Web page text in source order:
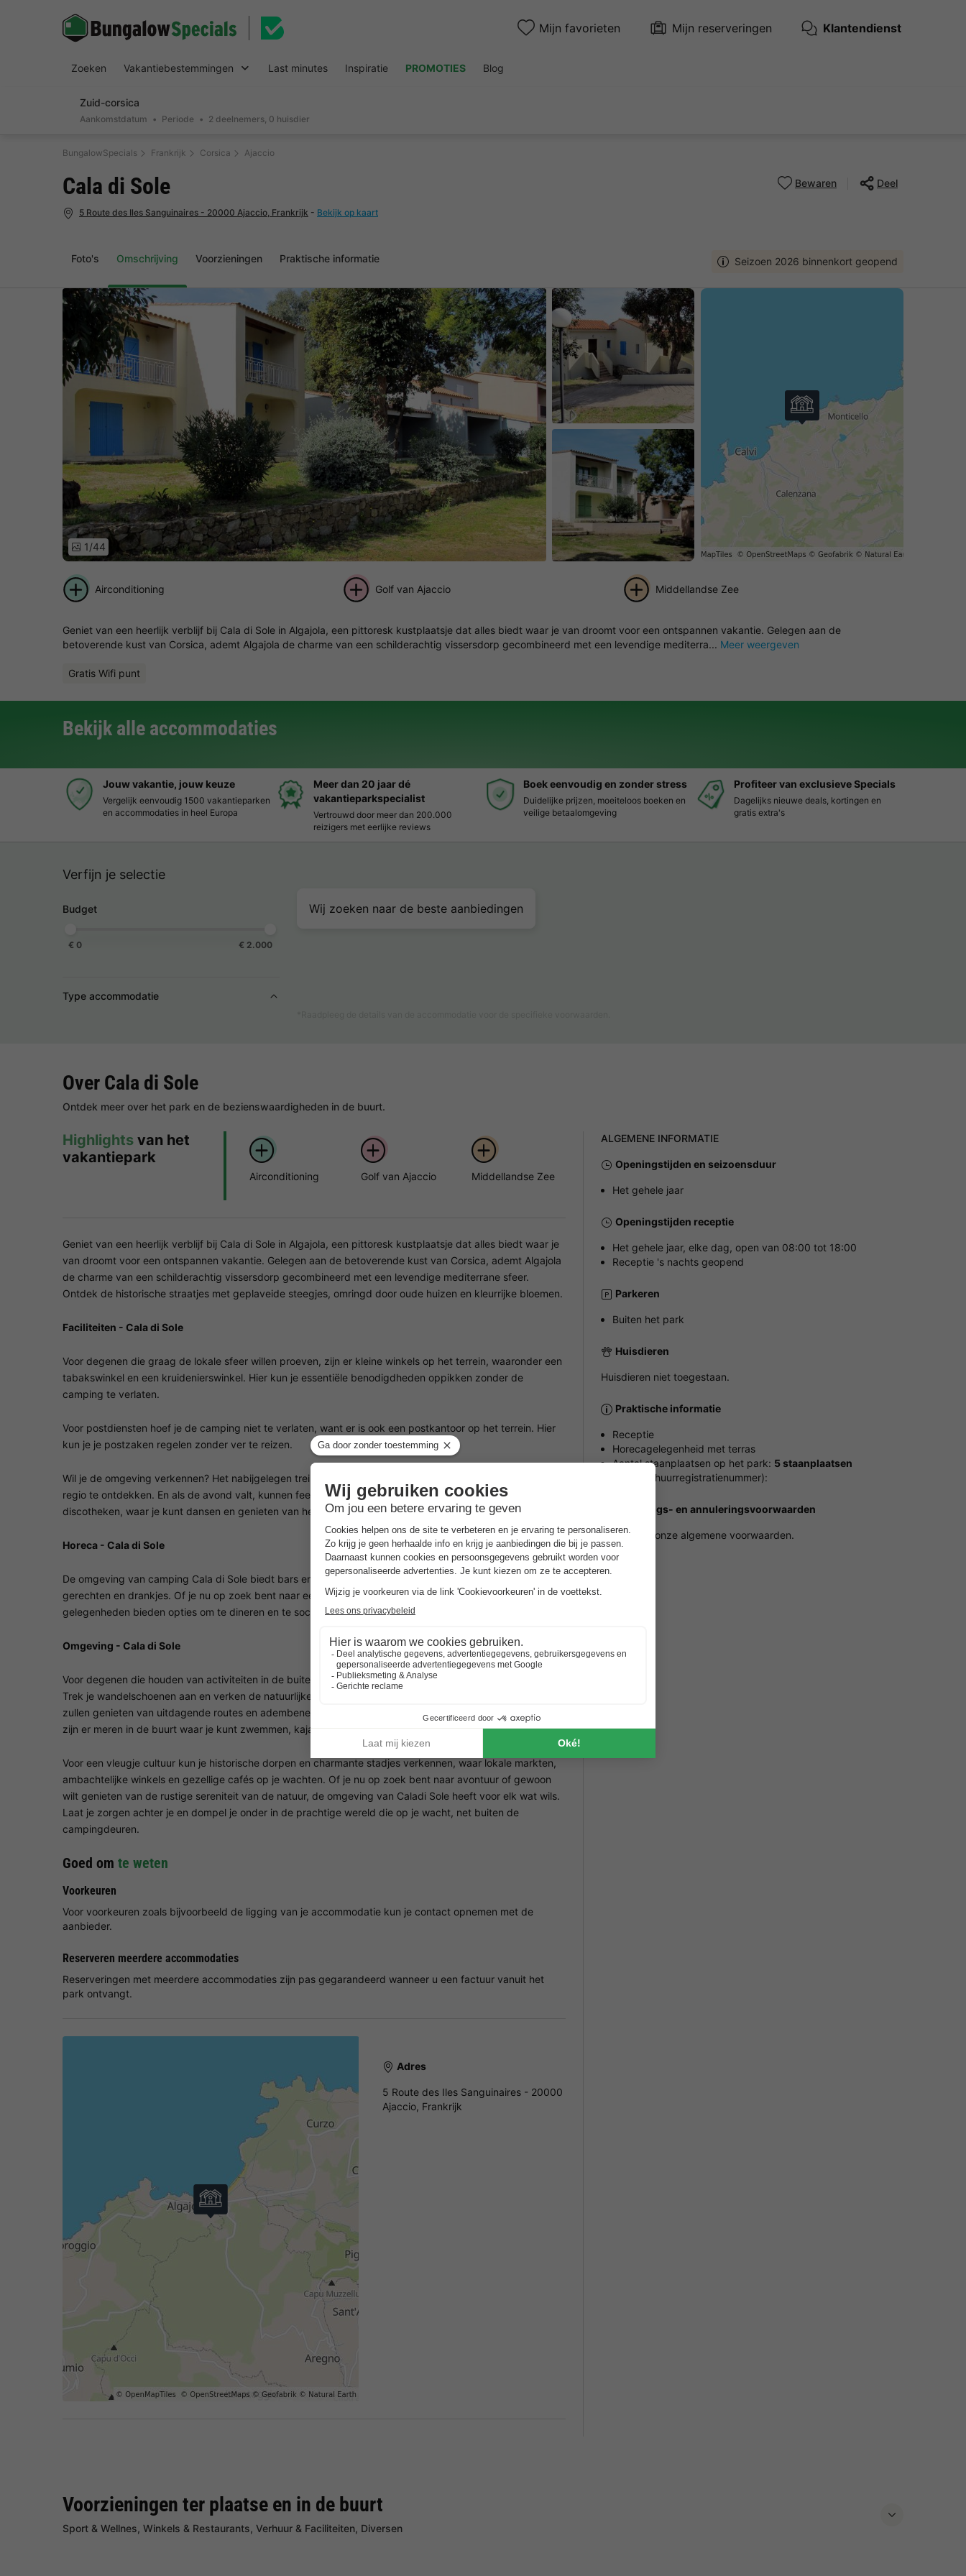
Mijn favorieten Mijn reserveringen Klantendienst
Zoeken Vakantiebestemmingen Last minutes Inspiratie PROMOTIES Blog
Zuid-corsica
Aankomstdatum Periode 2 deelnemers, 0 huisdier
BungalowSpecials Frankrijk Corsica Ajaccio
Foto's Omschrijving Voorzieningen Praktische informatie Seizoen 2026 binnenkort geopend
Cala di Sole Bewaren Deel
5 Route des Iles Sanguinaires - 20000 Ajaccio, Frankrijk - Bekijk op kaart
foto's
1/44
Airconditioning Golf van Ajaccio Middellandse Zee
Geniet van een heerlijk verblijf bij Cala di Sole in Algajola, een pittoresk kustplaatsje dat alles biedt waar je van droomt voor een ontspannen vakantie. Gelegen aan de
betoverende kust van Corsica, ademt Algajola de charme van een schilderachtig vissersdorp gecombineerd met een levendige mediterra... Meer weergeven
Gratis Wifi punt
Bekijk alle accommodaties
Jouw vakantie, jouw keuze
Vergelijk eenvoudig 1500 vakantieparken
en accommodaties in heel Europa
Meer dan 20 jaar dé
vakantieparkspecialist
Vertrouwd door meer dan 200.000
reizigers met eerlijke reviews
Boek eenvoudig en zonder stress
Duidelijke prijzen, moeiteloos boeken en
veilige betaalomgeving
Profiteer van exclusieve Specials
Dagelijks nieuwe deals, kortingen en
gratis extra's
Verfijn je selectie
Budget
€ 0 € 2.000
Type accommodatie
Wij zoeken naar de beste aanbiedingen
Over Cala di Sole
Ontdek meer over het park en de bezienswaardigheden in de buurt.
Highlights van het
vakantiepark
Airconditioning Golf van Ajaccio Middellandse Zee
Geniet van een heerlijk verblijf bij Cala di Sole in Algajola, een pittoresk kustplaatsje dat alles biedt waar je
van droomt voor een ontspannen vakantie. Gelegen aan de betoverende kust van Corsica, ademt Algajola
de charme van een schilderachtig vissersdorp gecombineerd met een levendige mediterrane sfeer.
Ontdek de historische straatjes met geplaveide steegjes, omringd door oude huizen en kleurrijke bloemen.
Faciliteiten - Cala di Sole
Voor degenen die graag de lokale sfeer willen proeven, zijn er kleine winkels op het terrein, waaronder een
tabakswinkel en een kruidenierswinkel. Hier kun je essentiële benodigdheden oppikken zonder de
camping te verlaten.
Voor postdiensten hoef je de camping niet te verlaten, want er is ook een postkantoor op het terrein. Hier
kun je je postzaken regelen zonder ver te reizen.
Wil je de omgeving verkennen? Het nabijgelegen treinstation biedt de mogelijkheid om gemakkelijk de
regio te ontdekken. En als de avond valt, kunnen feestgangers zich vermaken in de aanwezige
discotheken, waar je kunt dansen en genieten van het nachtleven.
Horeca - Cala di Sole
De omgeving van camping Cala di Sole biedt bars en restaurants waar je kunt genieten van diverse
gerechten en drankjes. Of je nu op zoek bent naar een informeel drankje of een stevige maaltijd, deze
gelegenheden bieden opties om te dineren en te socializen.
Omgeving - Cala di Sole
Voor degenen die houden van activiteiten in de buitenlucht, biedt de omgeving tal van mogelijkheden.
Trek je wandelschoenen aan en verken de natuurlijke schoonheid van de nabijgelegen bergen. Fietsers
zullen genieten van uitdagende routes en adembenemende uitzichten. En als je liever op het water bent,
zijn er meren in de buurt waar je kunt zwemmen, kajakken of gewoon kunt ontspannen aan de waterkant.
Voor een vleugje cultuur kun je historische dorpen en charmante stadjes verkennen, waar lokale markten,
ambachtelijke winkels en gezellige cafés op je wachten. Of je nu op zoek bent naar avontuur of gewoon
wilt genieten van de rustige sereniteit van de natuur, de omgeving van Caladi Sole heeft voor elk wat wils.
Laat je zorgen achter je en dompel je onder in de prachtige wereld die op je wacht, net buiten de
campingdeuren.
Goed om te weten
Voorkeuren
Voor voorkeuren zoals bijvoorbeeld de ligging van je accommodatie kun je contact opnemen met de
aanbieder.
Reserveren meerdere accommodaties
Reserveringen met meerdere accommodaties zijn pas gegarandeerd wanneer u een factuur vanuit het
park ontvangt.
Adres
5 Route des Iles Sanguinaires - 20000
Ajaccio, Frankrijk
ALGEMENE INFORMATIE
Openingstijden en seizoensduur
Het gehele jaar
Openingstijden receptie
Het gehele jaar, elke dag, open van 08:00 tot 18:00
Receptie 's nachts geopend
Parkeren
Buiten het park
Huisdieren
Huisdieren niet toegestaan.
Praktische informatie
Receptie
Horecagelegenheid met terras
Aantal staanplaatsen op het park: 5 staanplaatsen
NRA (verhuurregistratienummer):
Wijzigings- en annuleringsvoorwaarden
Raadpleeg onze algemene voorwaarden.
Voorzieningen ter plaatse en in de buurt
Sport & Wellnes, Winkels & Restaurants, Verhuur & Faciliteiten, Diversen